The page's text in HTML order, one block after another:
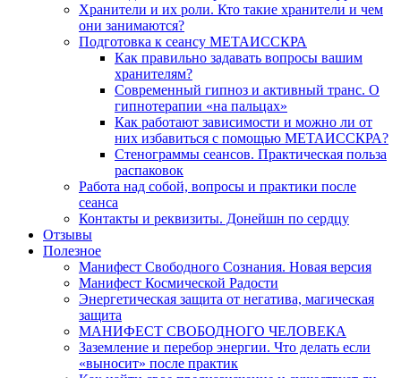
Хранители и их роли. Кто такие хранители и чем
они занимаются?
Подготовка к сеансу МЕТАИССКРА
Как правильно задавать вопросы вашим
хранителям?
Современный гипноз и активный транс. О
гипнотерапии «на пальцах»
Как работают зависимости и можно ли от
них избавиться с помощью МЕТАИССКРА?
Стенограммы сеансов. Практическая польза
распаковок
Работа над собой, вопросы и практики после
сеанса
Контакты и реквизиты. Донейшн по сердцу
Отзывы
Полезное
Манифест Свободного Сознания. Новая версия
Манифест Космической Радости
Энергетическая защита от негатива, магическая
защита
МАНИФЕСТ СВОБОДНОГО ЧЕЛОВЕКА
Заземление и перебор энергии. Что делать если
«выносит» после практик